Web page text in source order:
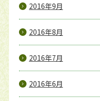
2016年9月
2016年8月
2016年7月
2016年6月